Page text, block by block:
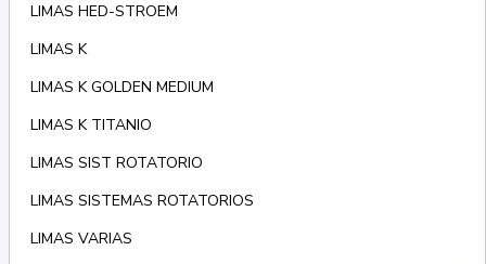
LIMAS HED-STROEM
LIMAS K
LIMAS K GOLDEN MEDIUM
LIMAS K TITANIO
LIMAS SIST ROTATORIO
LIMAS SISTEMAS ROTATORIOS
LIMAS VARIAS